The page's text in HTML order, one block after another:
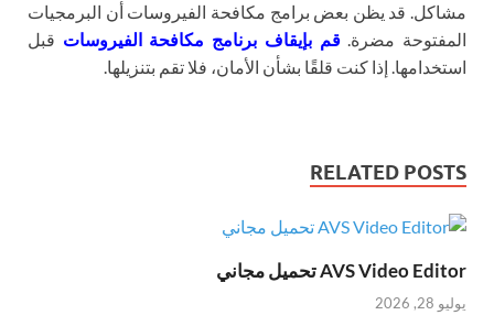
مشاكل. قد يظن بعض برامج مكافحة الفيروسات أن البرمجيات
المفتوحة مضرة.قم بإيقاف برنامج مكافحة الفيروسات قبل
استخدامها. إذا كنت قلقًا بشأن الأمان، فلا تقم بتنزيلها.
RELATED POSTS
AVS Video Editor تحميل مجاني
يوليو 28, 2026